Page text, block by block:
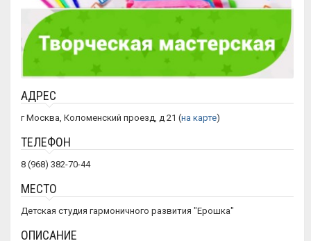
АДРЕС
г Москва, Коломенский проезд, д 21 (на карте)
ТЕЛЕФОН
8 (968) 382-70-44
МЕСТО
Детская студия гармоничного развития "Ерошка"
ОПИСАНИЕ